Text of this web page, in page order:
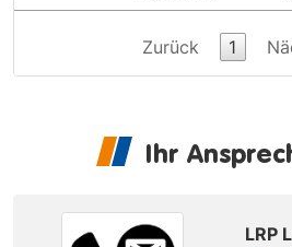
Zurück 1
Ihr
LRP